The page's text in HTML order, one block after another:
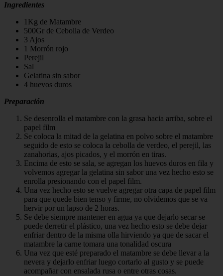
Ingredientes
1Kg de Matambre
500Gr de Cebolla de Verdeo
3 Ajos
1 Morrón rojo
Perejil
Sal
Gelatina sin sabor
4 huevos duros
Preparación
Se desenrolla el matambre con la grasa hacia arriba, sobre el
papel film
Se coloca la mitad de la gelatina en polvo sobre el matambre
seguido de esto se coloca la cebolla de verdeo, el perejil, las
zanahorias, ajos picados, y el morrón en tiras.
Encima de esto se sala, se agregan los huevos duros en fila y
volvemos agregar la gelatina sin sabor una vez hecho esto se
enrolla presionando con el papel film.
Una vez hecho esto se vuelve agregar otra capa de papel film
para que quede bien tenso y firme, no olvidemos que se va
hervir por un lapso de 2 horas.
Se debe siempre mantener en agua ya que dejarlo secar se
puede derretir el plástico, una vez hecho esto se debe dejar
enfriar dentro de la misma olla hirviendo ya que de sacar el
matambre la carne tomara una tonalidad oscura
Una vez que esté preparado el matambre se debe llevar a la
nevera y dejarlo enfriar luego cortarlo al gusto y se puede
acompañar con ensalada rusa o entre otras cosas.